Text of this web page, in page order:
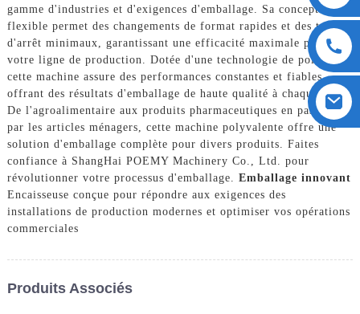
gamme d'industries et d'exigences d'emballage. Sa conception
flexible permet des changements de format rapides et des temps
d'arrêt minimaux, garantissant une efficacité maximale pour
votre ligne de production. Dotée d'une technologie de pointe,
cette machine assure des performances constantes et fiables,
offrant des résultats d'emballage de haute qualité à chaque fois.
De l'agroalimentaire aux produits pharmaceutiques en passant
par les articles ménagers, cette machine polyvalente offre une
solution d'emballage complète pour divers produits. Faites
confiance à ShangHai POEMY Machinery Co., Ltd. pour
révolutionner votre processus d'emballage. Emballage innovant
Encaisseuse conçue pour répondre aux exigences des
installations de production modernes et optimiser vos opérations
commerciales
Produits Associés